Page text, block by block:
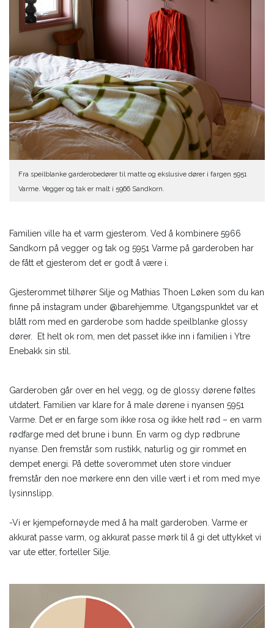
Fra speilblanke garderobedører til matte og ekslusive dører i fargen 5951
Varme. Vegger og tak er malt i 5966 Sandkorn.
Familien ville ha et varm gjesterom. Ved å kombinere 5966
Sandkorn på vegger og tak og 5951 Varme på garderoben har
de fått et gjesterom det er godt å være i.
Gjesterommet tilhører Silje og Mathias Thoen Løken som du kan
finne på instagram under @barehjemme. Utgangspunktet var et
blått rom med en garderobe som hadde speilblanke glossy
dører. Et helt ok rom, men det passet ikke inn i familien i Ytre
Enebakk sin stil.
Garderoben går over en hel vegg, og de glossy dørene føltes
utdatert. Familien var klare for å male dørene i nyansen 5951
Varme. Det er en farge som ikke rosa og ikke helt rød – en varm
rødfarge med det brune i bunn. En varm og dyp rødbrune
nyanse. Den fremstår som rustikk, naturlig og gir rommet en
dempet energi. På dette soverommet uten store vinduer
fremstår den noe mørkere enn den ville vært i et rom med mye
lysinnslipp.
-Vi er kjempefornøyde med å ha malt garderoben. Varme er
akkurat passe varm, og akkurat passe mørk til å gi det uttykket vi
var ute etter, forteller Silje.